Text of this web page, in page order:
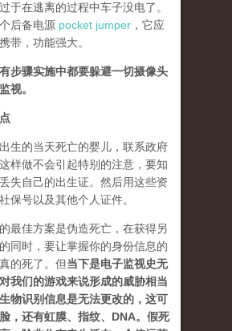
于在逃离的过程中车子没电了。
后备电源 pocket jumper ，它应
带，功能强大。
步骤实施中都要躲避一切摄像头
视。
生的当天死亡的婴儿，联系政府
样做不会引起特别的注意，要知
失自己的出生证。然后用这些资
保号以及其他个人证件。
最佳方案是伪造死亡，在获得另
同时，要让掌握你的身份信息的
的死了。但当下是电子监视史无
我们的游戏来说形成的威胁相当
物识别信息是无法更改的，这可
，还有虹膜、指纹、DNA。假死